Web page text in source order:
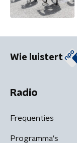
Wie luistert
Radio
Frequenties
Programma's